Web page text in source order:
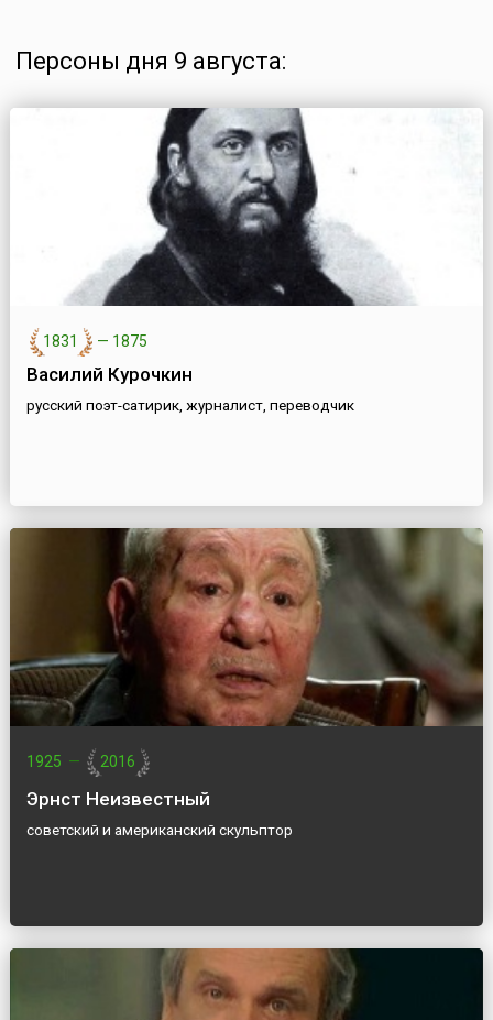
Персоны дня 9 августа:
1831 — 1875
Василий Курочкин
русский поэт-сатирик, журналист, переводчик
1925 — 2016
Эрнст Неизвестный
советский и американский скульптор